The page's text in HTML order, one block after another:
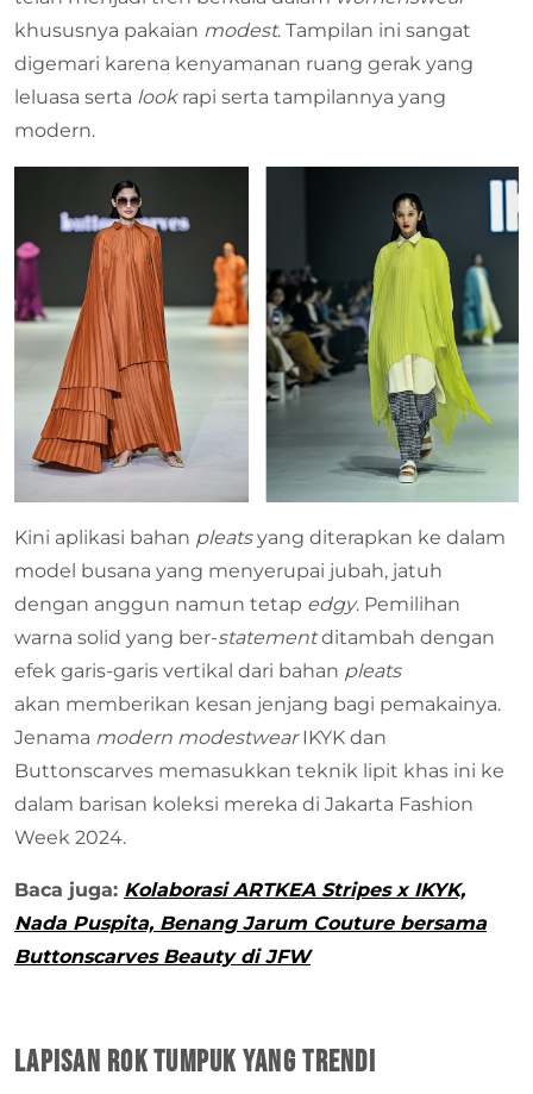
khususnya pakaian modest. Tampilan ini sangat
digemari karena kenyamanan ruang gerak yang
leluasa serta lookrapi serta tampilannya yang
modern.
Kini aplikasi bahan pleatsyang diterapkan ke dalam
model busana yang menyerupai jubah, jatuh
dengan anggun namun tetap edgy. Pemilihan
warna solid yang ber-statementditambah dengan
efek garis-garis vertikal dari bahan pleats
akan memberikan kesan jenjang bagi pemakainya.
Jenama modern modestwearIKYK dan
Buttonscarves memasukkan teknik lipit khas ini ke
dalam barisan koleksi mereka di Jakarta Fashion
Week 2024.
Baca juga: Kolaborasi ARTKEA Stripes x IKYK,
Nada Puspita, Benang Jarum Couture bersama
Buttonscarves Beauty di JFW
Lapisan Rok Tumpuk yang Trendi